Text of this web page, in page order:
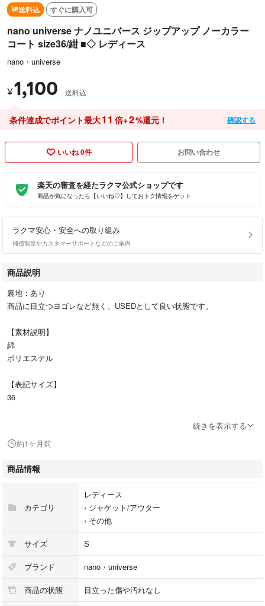
送料込 すぐに購入可
nano universe ナノユニバース ジップアップ ノーカラー
コート size36/紺 ■◇ レディース
nano・universe
¥1,100 送料込
条件達成でポイント最大11 倍+2%還元！ 確認する
いいね 0件 お問い合わせ
楽天の審査を経たラクマ公式ショップです
商品が気になったら【いいね♡】しておトク情報をゲット
ラクマ安心・安全への取り組み
補償制度やカスタマーサポートなどのご案内
商品説明
裏地：あり
商品に目立つヨゴレなど無く、USEDとして良い状態です。
【素材説明】
綿
ポリエステル
【表記サイズ】
36
【実寸サイズ】
肩幅 35cm
後ろ着丈（襟元より） 70cm
全長 -
【配送方法・送料に関して】
ラクマのシステム仕様上、配送方法が未定と表示されますが、
ヤマト運輸にて発送させていただきます。
続きを表示する
約1ヶ月前
商品情報
カテゴリ
レディース
› ジャケット/アウター
› その他
サイズ S
ブランド nano・universe
商品の状態 目立った傷や汚れなし